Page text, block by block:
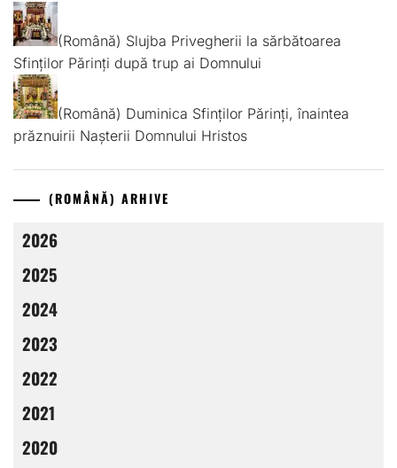
(Română) Slujba Privegherii la sărbătoarea
Sfinților Părinți după trup ai Domnului
(Română) Duminica Sfinților Părinți, înaintea
prăznuirii Nașterii Domnului Hristos
(ROMÂNĂ) ARHIVE
2026
2025
2024
2023
2022
2021
2020